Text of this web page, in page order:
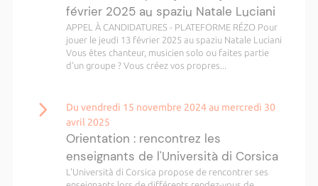
février 2025 au spaziu Natale Luciani
APPEL À CANDIDATURES - PLATEFORME RÉZO Pour
jouer le jeudi 13 février 2025 au spaziu Natale Luciani
Vous êtes chanteur, musicien solo ou faites partie
d’un groupe ? Vous créez vos propres...
Du vendredi 15 novembre 2024 au mercredi 30
avril 2025
Orientation : rencontrez les
enseignants de l'Università di Corsica
L'Università di Corsica propose de rencontrer ses